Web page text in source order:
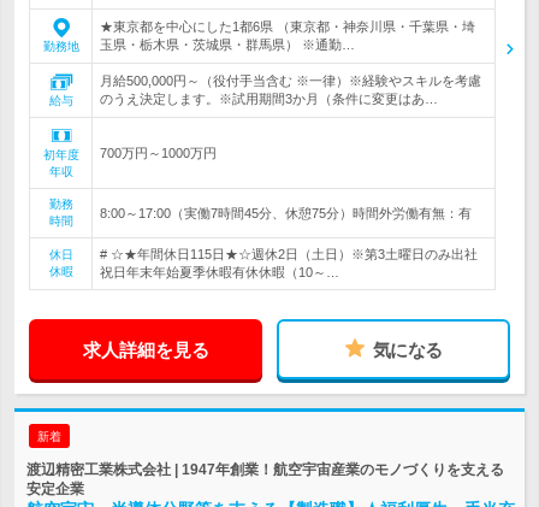
勤務地
★東京都を中心にした1都6県 （東京都・神奈川県・千葉県・埼
玉県・栃木県・茨城県・群馬県） ※通勤…
給与
月給500,000円～（役付手当含む ※一律）※経験やスキルを考慮
のうえ決定します。※試用期間3か月（条件に変更はあ…
初年度
年収
700万円～1000万円
勤務
時間
8:00～17:00（実働7時間45分、休憩75分）時間外労働有無：有
休日
休暇
# ☆★年間休日115日★☆週休2日（土日）※第3土曜日のみ出社
祝日年末年始夏季休暇有休休暇（10～…
求人詳細を見る 気になる
新着
渡辺精密工業株式会社 | 1947年創業！航空宇宙産業のモノづくりを支える
安定企業